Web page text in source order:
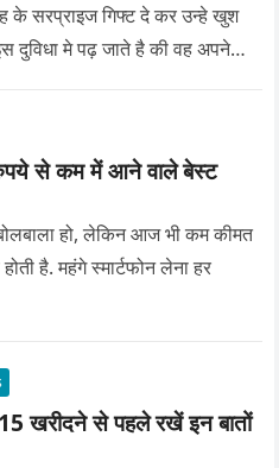
के सरप्राइज गिफ्ट दे कर उन्हे खुश
दुविधा मे पढ़ जाते है की वह अपने
से कम में आने वाले बेस्ट
हो, लेकिन आज भी कम कीमत
है. महंगे स्मार्टफोन लेना हर
खरीदने से पहले रखें इन बातों